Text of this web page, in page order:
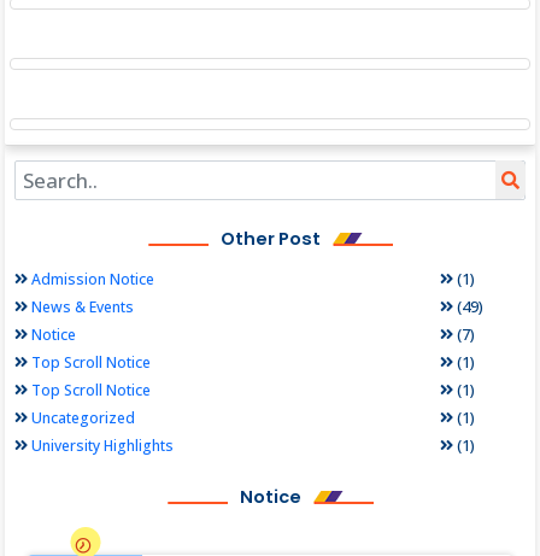
Other Post
Admission Notice (1)
News & Events (49)
Notice (7)
Top Scroll Notice (1)
Top Scroll Notice (1)
Uncategorized (1)
University Highlights (1)
Notice